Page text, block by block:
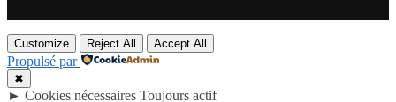
Customize Reject All Accept All
Propulsé par
✖
► Cookies nécessaires Toujours actif